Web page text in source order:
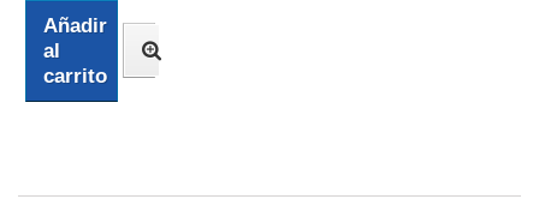
Añadir
al
carrito